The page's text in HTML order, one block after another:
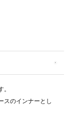
スのインナーとし